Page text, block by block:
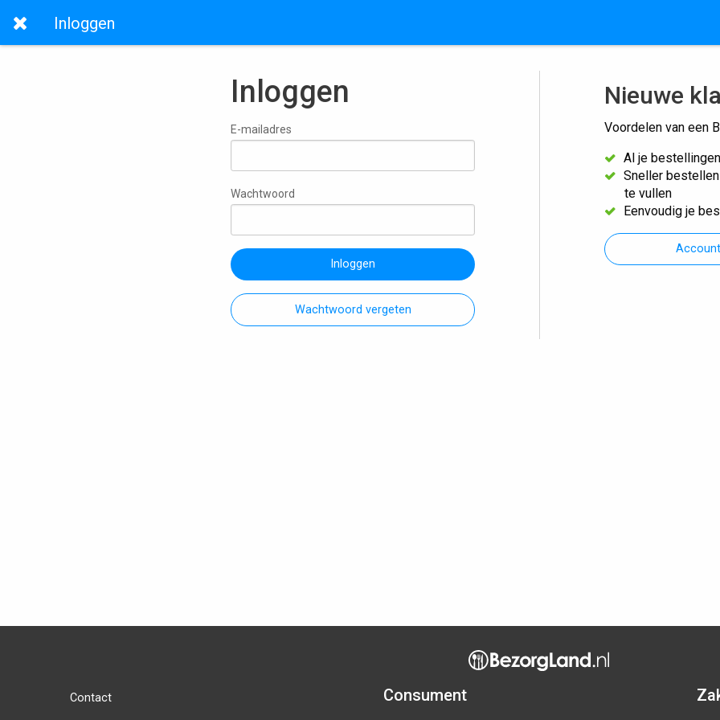
Inloggen
Inloggen
E-mailadres
Wachtwoord
Inloggen
Wachtwoord vergeten
Nieuwe
Voordelen van een
Al je
Sneller
te vullen
Eenvoudig je
Contact Consument